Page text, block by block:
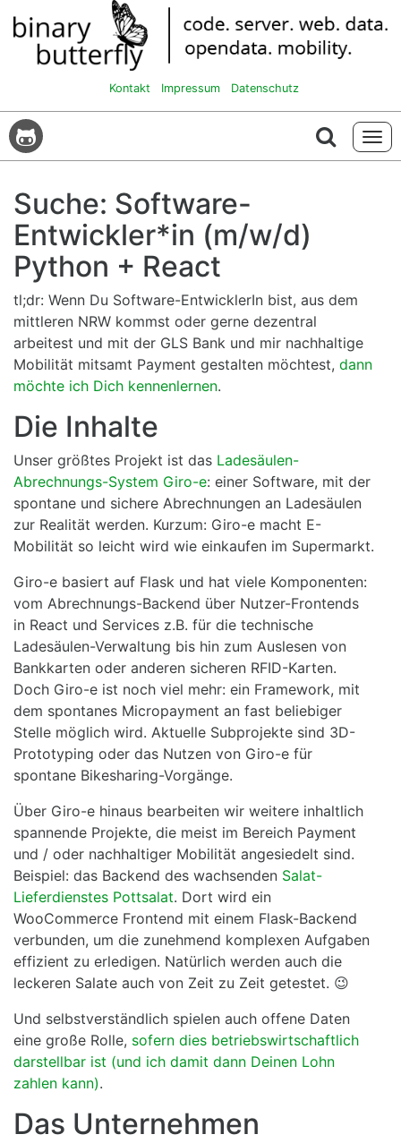
Kontakt Impressum Datenschutz
Suche: Software-
Entwickler*in (m/w/d)
Python + React
tl;dr: Wenn Du Software-EntwicklerIn bist, aus dem
mittleren NRW kommst oder gerne dezentral
arbeitest und mit der GLS Bank und mir nachhaltige
Mobilität mitsamt Payment gestalten möchtest, dann
möchte ich Dich kennenlernen.
Die Inhalte
Unser größtes Projekt ist das Ladesäulen-
Abrechnungs-System Giro-e: einer Software, mit der
spontane und sichere Abrechnungen an Ladesäulen
zur Realität werden. Kurzum: Giro-e macht E-
Mobilität so leicht wird wie einkaufen im Supermarkt.
Giro-e basiert auf Flask und hat viele Komponenten:
vom Abrechnungs-Backend über Nutzer-Frontends
in React und Services z.B. für die technische
Ladesäulen-Verwaltung bis hin zum Auslesen von
Bankkarten oder anderen sicheren RFID-Karten.
Doch Giro-e ist noch viel mehr: ein Framework, mit
dem spontanes Micropayment an fast beliebiger
Stelle möglich wird. Aktuelle Subprojekte sind 3D-
Prototyping oder das Nutzen von Giro-e für
spontane Bikesharing-Vorgänge.
Über Giro-e hinaus bearbeiten wir weitere inhaltlich
spannende Projekte, die meist im Bereich Payment
und / oder nachhaltiger Mobilität angesiedelt sind.
Beispiel: das Backend des wachsenden Salat-
Lieferdienstes Pottsalat. Dort wird ein
WooCommerce Frontend mit einem Flask-Backend
verbunden, um die zunehmend komplexen Aufgaben
effizient zu erledigen. Natürlich werden auch die
leckeren Salate auch von Zeit zu Zeit getestet. 😉
Und selbstverständlich spielen auch offene Daten
eine große Rolle, sofern dies betriebswirtschaftlich
darstellbar ist (und ich damit dann Deinen Lohn
zahlen kann).
Das Unternehmen